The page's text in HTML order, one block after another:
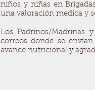
niños y niñas en
una valoración medica y
Los Padrinos/Madrinas
correos donde se
avance nutricional y